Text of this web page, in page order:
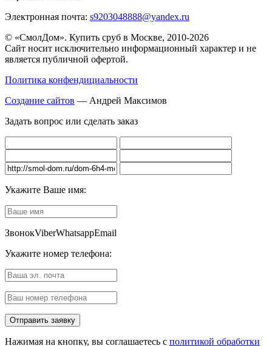
Электронная почта: s9203048888@yandex.ru
© «СмолДом». Купить сруб в Москве, 2010-2026
Сайт носит исключительно информационный характер и не
является публичной офертой.
Политика конфендициальности
Создание сайтов — Андрей Максимов
Задать вопрос или сделать заказ
Укажите Ваше имя:
ЗвонокViberWhatsappEmail
Укажите номер телефона:
Нажимая на кнопку, вы соглашаетесь с политикой обработки